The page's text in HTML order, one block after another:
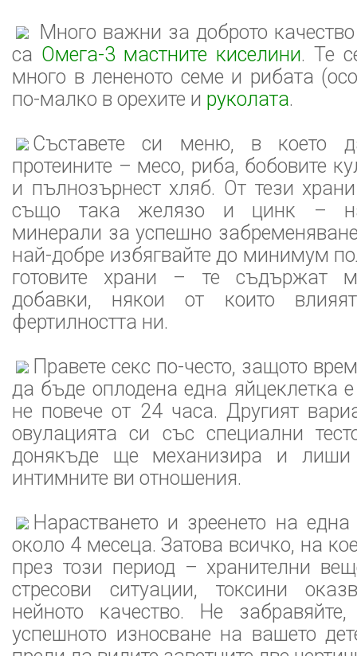
Много важни за доброто
са Омега-3 мастните киселини. Те
много в лененото семе и рибата
по-малко в орехите и руколата.
Съставете си меню, в което
протеините – месо, риба, бобовите
и пълнозърнест хляб. От тези
също така желязо и цинк –
минерали за успешно
най-добре избягвайте до минимум
готовите храни – те съдържат
добавки, някои от които
фертилността ни.
Правете секс по-често, защото
да бъде оплодена една яйцеклетка
не повече от 24 часа. Другият
овулацията си със специални
донякъде ще механизира и лиши
интимните ви отношения.
Нарастването и зреенето на една
около 4 месеца. Затова всичко, на
през този период – хранителни
стресови ситуации, токсини
нейното качество. Не
успешното износване на вашето